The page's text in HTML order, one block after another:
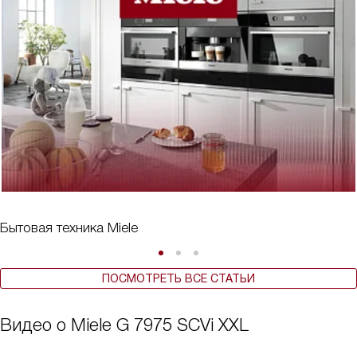
Бытовая техника Miele
ПОСМОТРЕТЬ ВСЕ СТАТЬИ
Видео о Miele G 7975 SCVi XXL